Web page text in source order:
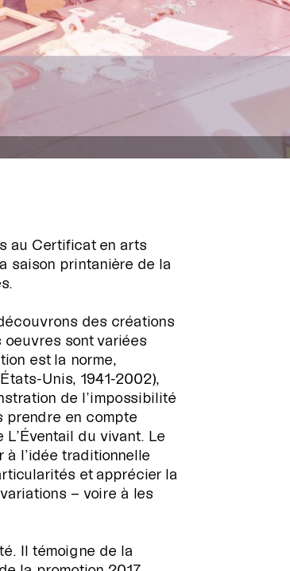
au Certificat en arts
saison printanière de la
des créations
sont variées
est la norme,
Unis, 1941-2002),
de l’impossibilité
prendre en compte
du vivant. Le
l’idée traditionnelle
et apprécier la
– voire à les
Il témoigne de la